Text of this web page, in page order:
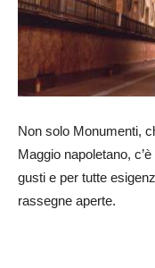
Non solo Monumenti,
Maggio napoletano,
gusti e per tutte
rassegne aperte.